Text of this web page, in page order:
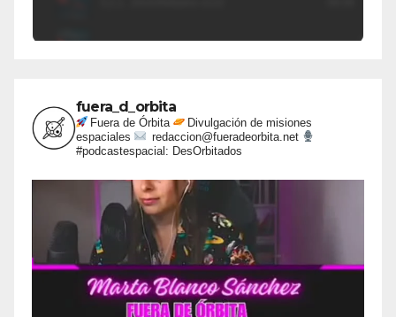
fuera_d_orbita
Fuera de Órbita
Divulgación de misiones
espaciales
redaccion@fueradeorbita.net
#podcastespacial: DesOrbitados